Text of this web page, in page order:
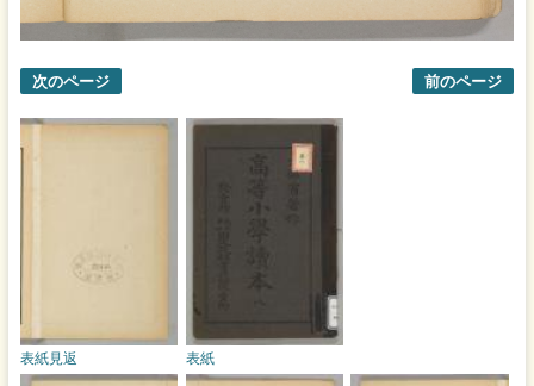
次のページ 前のページ
表紙
表紙見返